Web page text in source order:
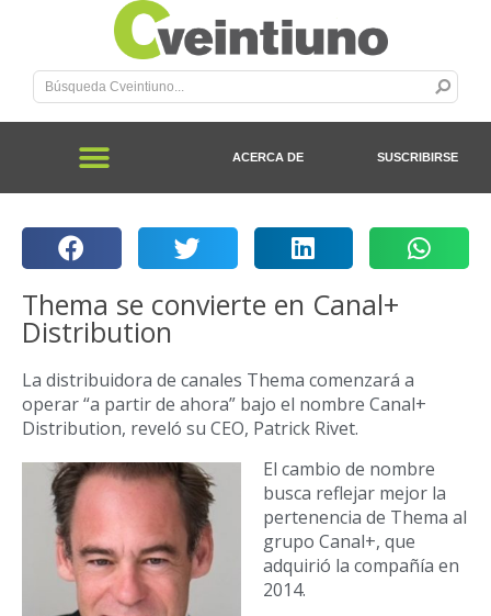
ACERCA DE SUSCRIBIRSE
Thema se convierte en Canal+
Distribution
La distribuidora de canales Thema comenzará a
operar “a partir de ahora” bajo el nombre Canal+
Distribution, reveló su CEO, Patrick Rivet.
El cambio de nombre
busca reflejar mejor la
pertenencia de Thema al
grupo Canal+, que
adquirió la compañía en
2014.